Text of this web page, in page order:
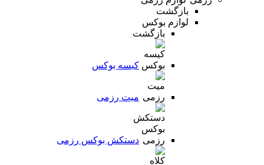
بازگشت
لوازم بوکس
بازگشت
کیسه بوکس
میت رزمی
دستکش بوکس رزمی